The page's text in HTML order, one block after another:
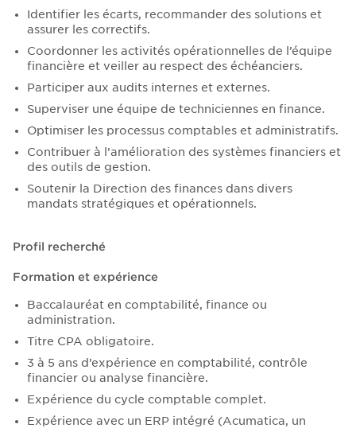
Identifier les écarts, recommander des solutions et
assurer les correctifs.
Coordonner les activités opérationnelles de l’équipe
financière et veiller au respect des échéanciers.
Participer aux audits internes et externes.
Superviser une équipe de techniciennes en finance.
Optimiser les processus comptables et administratifs.
Contribuer à l’amélioration des systèmes financiers et
des outils de gestion.
Soutenir la Direction des finances dans divers
mandats stratégiques et opérationnels.
Profil recherché
Formation et expérience
Baccalauréat en comptabilité, finance ou
administration.
Titre CPA obligatoire.
3 à 5 ans d’expérience en comptabilité, contrôle
financier ou analyse financière.
Expérience du cycle comptable complet.
Expérience avec un ERP intégré (Acumatica, un